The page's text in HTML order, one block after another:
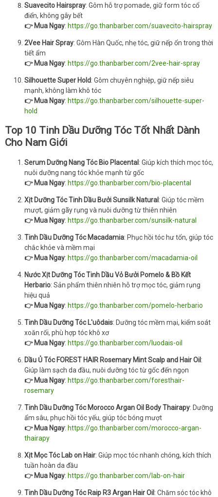
Suavecito Hairspray: Gôm hỗ trợ pomade, giữ form tóc cổ
điển, không gây bết
👉 Mua Ngay: https://go.thanbarber.com/suavecito-hairspray
2Vee Hair Spray: Gôm Hàn Quốc, nhẹ tóc, giữ nếp ổn trong thời
tiết ẩm
👉 Mua Ngay: https://go.thanbarber.com/2vee-hair-spray
Silhouette Super Hold: Gôm chuyên nghiệp, giữ nếp siêu
mạnh, không làm khô tóc
👉 Mua Ngay: https://go.thanbarber.com/silhouette-super-
hold
Top 10 Tinh Dầu Dưỡng Tóc Tốt Nhất Dành
Cho Nam Giới
Serum Dưỡng Nang Tóc Bio Placental : Giúp kích thích mọc tóc,
nuôi dưỡng nang tóc khỏe mạnh từ gốc
👉 Mua Ngay: https://go.thanbarber.com/bio-placental
Xịt Dưỡng Tóc Tinh Dầu Bưởi Sunsilk Natural : Giúp tóc mềm
mượt, giảm gãy rụng và nuôi dưỡng từ thiên nhiên
👉 Mua Ngay: https://go.thanbarber.com/sunsilk-natural
Tinh Dầu Dưỡng Tóc Macadamia: Phục hồi tóc hư tổn, giúp tóc
chắc khỏe và mềm mại
👉 Mua Ngay: https://go.thanbarber.com/macadamia-oil
Nước Xịt Dưỡng Tóc Tinh Dầu Vỏ Bưởi Pomelo & Bồ Kết
Herbario: Sản phẩm thiên nhiên hỗ trợ mọc tóc, giảm rụng
hiệu quả
👉 Mua Ngay: https://go.thanbarber.com/pomelo-herbario
Tinh Dầu Dưỡng Tóc L'uôdais: Dưỡng tóc mềm mại, kiểm soát
xoăn rối, phù hợp tóc khô xơ
👉 Mua Ngay: https://go.thanbarber.com/luodais-oil
Dầu Ủ Tóc FOREST HAIR Rosemary Mint Scalp and Hair Oil :
Giúp làm sạch da đầu, nuôi dưỡng tóc từ gốc đến ngọn
👉 Mua Ngay: https://go.thanbarber.com/foresthair-
rosemary
Tinh Dầu Dưỡng Tóc Morocco Argan Oil Body Thairapy: Dưỡng
ẩm sâu, phục hồi tóc yếu, giúp tóc bóng mượt
👉 Mua Ngay: https://go.thanbarber.com/morocco-argan-
thairapy
Xịt Mọc Tóc Lab on Hair: Giúp mọc tóc nhanh chóng, kích thích
tuần hoàn da đầu
👉 Mua Ngay: https://go.thanbarber.com/lab-on-hair
Tinh Dầu Dưỡng Tóc Raip R3 Argan Hair Oil : Chăm sóc tóc khô